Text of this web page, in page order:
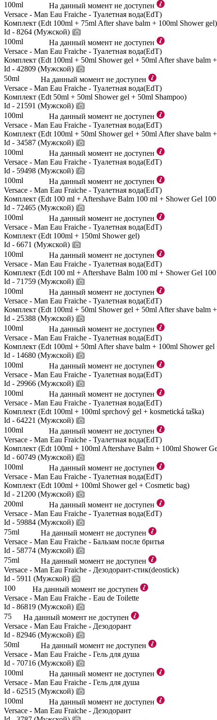
100ml
На данный момент не доступен
Versace - Man Eau Fraiche - Туалетная вода(EdT)
Комплект (Edt 100ml + 75ml After shave balm + 100ml Shower gel)
Id - 8264 (Мужской)
100ml
На данный момент не доступен
Versace - Man Eau Fraiche - Туалетная вода(EdT)
Комплект (Edt 100ml + 50ml Shower gel + 50ml After shave balm
Id - 42809 (Мужской)
50ml
На данный момент не доступен
Versace - Man Eau Fraiche - Туалетная вода(EdT)
Комплект (Edt 50ml + 50ml Shower gel + 50ml Shampoo)
Id - 21591 (Мужской)
100ml
На данный момент не доступен
Versace - Man Eau Fraiche - Туалетная вода(EdT)
Комплект (Edt 100ml + 50ml Shower gel + 50ml After shave balm
Id - 34587 (Мужской)
100ml
На данный момент не доступен
Versace - Man Eau Fraiche - Туалетная вода(EdT)
Id - 59498 (Мужской)
100ml
На данный момент не доступен
Versace - Man Eau Fraiche - Туалетная вода(EdT)
Комплект (Edt 100 ml + Aftershave Balm 100 ml + Shower Gel
Id - 72465 (Мужской)
100ml
На данный момент не доступен
Versace - Man Eau Fraiche - Туалетная вода(EdT)
Комплект (Edt 100ml + 150ml Shower gel)
Id - 6671 (Мужской)
100ml
На данный момент не доступен
Versace - Man Eau Fraiche - Туалетная вода(EdT)
Комплект (Edt 100 ml + Aftershave Balm 100 ml + Shower Gel
Id - 71759 (Мужской)
100ml
На данный момент не доступен
Versace - Man Eau Fraiche - Туалетная вода(EdT)
Комплект (Edt 100ml + 50ml Shower gel + 50ml After shave balm
Id - 25388 (Мужской)
100ml
На данный момент не доступен
Versace - Man Eau Fraiche - Туалетная вода(EdT)
Комплект (Edt 100ml + 50ml After shave balm + 100ml Shower gel
Id - 14680 (Мужской)
100ml
На данный момент не доступен
Versace - Man Eau Fraiche - Туалетная вода(EdT)
Id - 29966 (Мужской)
100ml
На данный момент не доступен
Versace - Man Eau Fraiche - Туалетная вода(EdT)
Комплект (Edt 100ml + 100ml sprchový gel + kosmetická taška)
Id - 64221 (Мужской)
100ml
На данный момент не доступен
Versace - Man Eau Fraiche - Туалетная вода(EdT)
Комплект (Edt 100ml + 100ml Aftershave Balm + 100ml Shower
Id - 60749 (Мужской)
100ml
На данный момент не доступен
Versace - Man Eau Fraiche - Туалетная вода(EdT)
Комплект (Edt 100ml + 100ml Shower gel + Cosmetic bag)
Id - 21200 (Мужской)
200ml
На данный момент не доступен
Versace - Man Eau Fraiche - Туалетная вода(EdT)
Id - 59884 (Мужской)
75ml
На данный момент не доступен
Versace - Man Eau Fraiche - Бальзам после бритья
Id - 58774 (Мужской)
75ml
На данный момент не доступен
Versace - Man Eau Fraiche - Дезодорант-стик(deostick)
Id - 5911 (Мужской)
100
На данный момент не доступен
Versace - Man Eau Fraiche - Eau de Toilette
Id - 86819 (Мужской)
75
На данный момент не доступен
Versace - Man Eau Fraiche - Дезодорант
Id - 82946 (Мужской)
50ml
На данный момент не доступен
Versace - Man Eau Fraiche - Гель для душа
Id - 70716 (Мужской)
100ml
На данный момент не доступен
Versace - Man Eau Fraiche - Гель для душа
Id - 62515 (Мужской)
100ml
На данный момент не доступен
Versace - Man Eau Fraiche - Дезодорант